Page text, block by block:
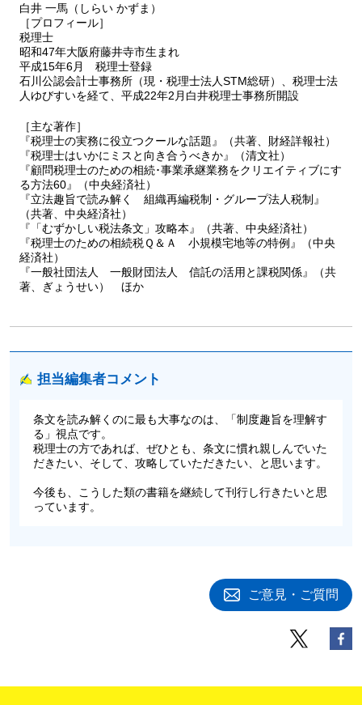
白井 一馬（しらい かずま）
［プロフィール］
税理士
昭和47年大阪府藤井寺市生まれ
平成15年6月 税理士登録
石川公認会計士事務所（現・税理士法人STM総研）、税理士法
人ゆびすいを経て、平成22年2月白井税理士事務所開設
［主な著作］
『税理士の実務に役立つクールな話題』（共著、財経詳報社）
『税理士はいかにミスと向き合うべきか』（清文社）
『顧問税理士のための相続･事業承継業務をクリエイティブにす
る方法60』（中央経済社）
『立法趣旨で読み解く 組織再編税制・グループ法人税制』
（共著、中央経済社）
『「むずかしい税法条文」攻略本』（共著、中央経済社）
『税理士のための相続税Ｑ＆Ａ 小規模宅地等の特例』（中央
経済社）
『一般社団法人 一般財団法人 信託の活用と課税関係』（共
著、ぎょうせい） ほか
担当編集者コメント
条文を読み解くのに最も大事なのは、「制度趣旨を理解す
る」視点です。
税理士の方であれば、ぜひとも、条文に慣れ親しんでいた
だきたい、そして、攻略していただきたい、と思います。
今後も、こうした類の書籍を継続して刊行し行きたいと思
っています。
ご意見・ご質問